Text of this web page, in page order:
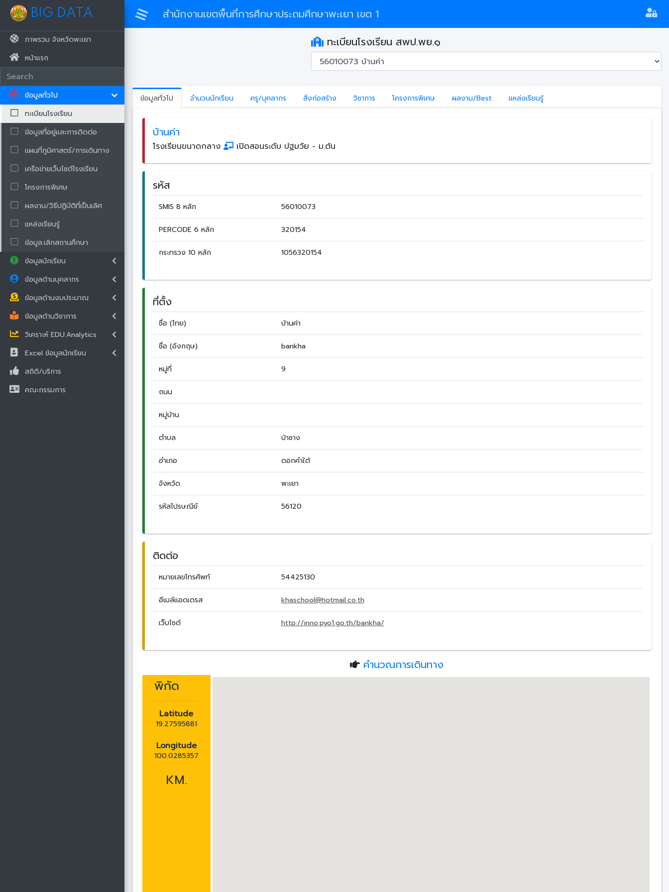
สำนักงานเขตพื้นที่การศึกษาประถมศึกษาพะเยา เขต 1
BIG DATA
ภาพรวม จังหวัดพะเยา
หน้าแรก
ข้อมูลทั่วไป
ทะเบียนโรงเรียน
ข้อมูลที่อยู่และการติดต่อ
แผนที่ภูมิศาสตร์/การเดินทาง
เครือข่ายเว็บไซต์โรงเรียน
โครงการพิเศษ
ผลงาน/วิธีปฏิบัติที่เป็นเลิศ
แหล่งเรียนรู้
ข้อมูล.เลิกสถานศึกษา
ข้อมูลนักเรียน
ข้อมูลด้านบุคลากร
ข้อมูลด้านงบประมาณ
ข้อมูลด้านวิชาการ
วิเคราะห์ EDU.Analytics
Excel ข้อมูลนักเรียน
สถิติ/บริการ
คณะกรรมการ
ทะเบียนโรงเรียน สพป.พย.๑
ข้อมูลทั่วไป จำนวนนักเรียน ครู/บุคลากร สิ่งก่อสร้าง วิชาการ โครงการพิเศษ ผลงาน/Best แหล่งเรียนรู้
บ้านค่า
โรงเรียนขนาดกลาง เปิดสอนระดับ ปฐมวัย - ม.ต้น
รหัส
SMIS 8 หลัก 56010073
PERCODE 6 หลัก 320154
กระทรวง 10 หลัก 1056320154
ที่ตั้ง
ชื่อ (ไทย) บ้านค่า
ชื่อ (อังกฤษ) bankha
หมู่ที่ 9
ถนน
หมู่บ้าน
ตำบล ป่าซาง
อำเภอ ดอกคำใต้
จังหวัด พะเยา
รหัสไปรษณีย์ 56120
ติดต่อ
หมายเลขโทรศัพท์ 54425130
อีเมล์แอดเดรส khaschool@hotmail.co.th
เว็บไซต์ http://inno.pyo1.go.th/bankha/
คำนวณการเดินทาง
พิกัด
Latitude
19.27595881
Longitude
100.0285357
KM.